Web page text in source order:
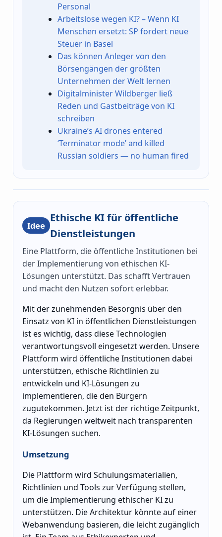
Personal
Arbeitslose wegen KI? – Wenn KI
Menschen ersetzt: SP fordert neue
Steuer in Basel
Das können Anleger von den
Börsengängen der größten
Unternehmen der Welt lernen
Digitalminister Wildberger ließ
Reden und Gastbeiträge von KI
schreiben
Ukraine’s AI drones entered
‘Terminator mode’ and killed
Russian soldiers — no human fired
Idee
Ethische KI für öffentliche
Dienstleistungen
Eine Plattform, die öffentliche Institutionen bei
der Implementierung von ethischen KI-
Lösungen unterstützt. Das schafft Vertrauen
und macht den Nutzen sofort erlebbar.
Mit der zunehmenden Besorgnis über den
Einsatz von KI in öffentlichen Dienstleistungen
ist es wichtig, dass diese Technologien
verantwortungsvoll eingesetzt werden. Unsere
Plattform wird öffentliche Institutionen dabei
unterstützen, ethische Richtlinien zu
entwickeln und KI-Lösungen zu
implementieren, die den Bürgern
zugutekommen. Jetzt ist der richtige Zeitpunkt,
da Regierungen weltweit nach transparenten
KI-Lösungen suchen.
Umsetzung
Die Plattform wird Schulungsmaterialien,
Richtlinien und Tools zur Verfügung stellen,
um die Implementierung ethischer KI zu
unterstützen. Die Architektur könnte auf einer
Webanwendung basieren, die leicht zugänglich